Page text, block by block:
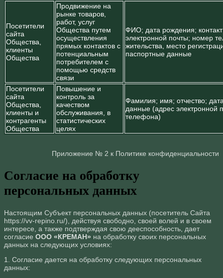
Посетители
сайта
Общества,
клиенты
Общества
Продвижение на
рынке товаров,
работ, услуг
Общества путем
осуществления
прямых контактов с
потенциальным
потребителем с
помощью средств
связи
ФИО; дата рождения;
электронной почты; номер
жительства, место
паспортные данные
Посетители
сайта
Общества,
клиенты и
контрагенты
Общества
Повышение и
контроль за
качеством
обслуживания, в
статистических
целях
Фамилия; имя; отчество;
данные (адрес электронной
телефона)
Приложение № 2 к Политике конфиденциальности
Согласие на обработку
персональных данных
Настоящим Субъект персональных данных (посетитель Сайта
https://vv-repino.ru/), действуя свободно, своей волей и в своем
интересе, а также подтверждая свою дееспособность, дает
согласие ООО «КРЕМАН» на обработку своих персональных
данных на следующих условиях:
1. Согласие дается на обработку следующих персональных
данных: